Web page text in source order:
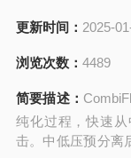
更新时间： 2025-
浏览次数： 4489
简要描述：
纯化过程，快速
击。中低压预分离